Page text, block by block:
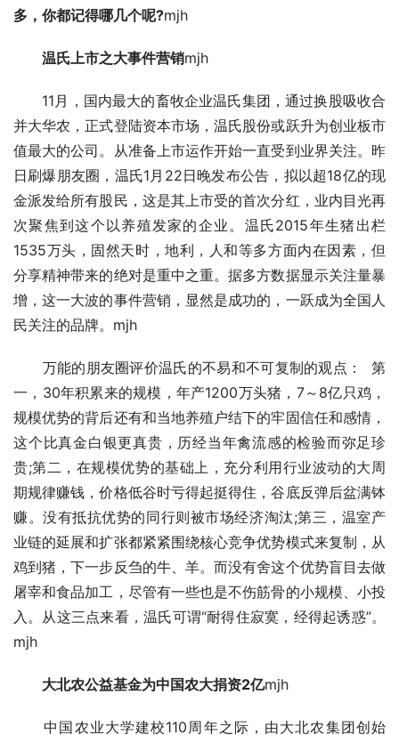
多，你都记得哪几个呢?mjh
温氏上市之大事件营销mjh
11月，国内最大的畜牧企业温氏集团，通过换股吸收合
并大华农，正式登陆资本市场，温氏股份或跃升为创业板市
值最大的公司。从准备上市运作开始一直受到业界关注。昨
日刷爆朋友圈，温氏1月22日晚发布公告，拟以超18亿的现
金派发给所有股民，这是其上市受的首次分红，业内目光再
次聚焦到这个以养殖发家的企业。温氏2015年生猪出栏
1535万头，固然天时，地利，人和等多方面内在因素，但
分享精神带来的绝对是重中之重。据多方数据显示关注量暴
增，这一大波的事件营销，显然是成功的，一跃成为全国人
民关注的品牌。mjh
万能的朋友圈评价温氏的不易和不可复制的观点：  第
一，30年积累来的规模，年产1200万头猪，7～8亿只鸡，
规模优势的背后还有和当地养殖户结下的牢固信任和感情，
这个比真金白银更真贵，历经当年禽流感的检验而弥足珍
贵;第二，在规模优势的基础上，充分利用行业波动的大周
期规律赚钱，价格低谷时亏得起挺得住，谷底反弹后盆满钵
赚。没有抵抗优势的同行则被市场经济淘汰;第三，温室产
业链的延展和扩张都紧紧围绕核心竞争优势模式来复制，从
鸡到猪，下一步反刍的牛、羊。而没有舍这个优势盲目去做
屠宰和食品加工，尽管有一些也是不伤筋骨的小规模、小投
入。从这三点来看，温氏可谓“耐得住寂寞，经得起诱惑”。
mjh
大北农公益基金为中国农大捐资2亿mjh
中国农业大学建校110周年之际，由大北农集团创始